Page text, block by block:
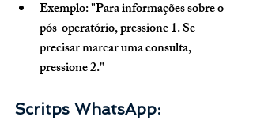
Exemplo: "Para informações sobre o
pós-operatório, pressione 1. Se
precisar marcar uma consulta,
pressione 2."
Scritps WhatsApp: